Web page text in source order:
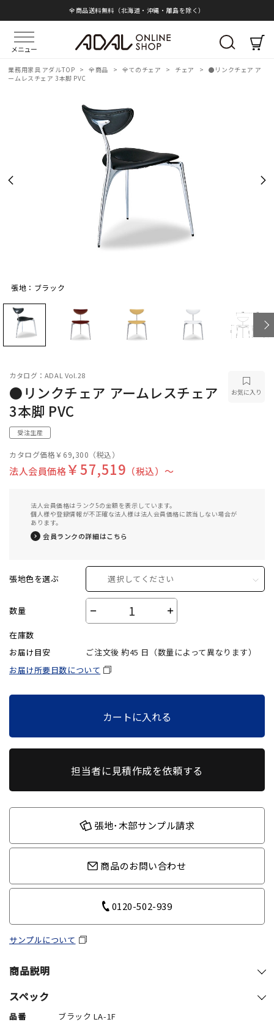
全商品送料無料（北海道・沖縄・離島を除く）
メニュー
業務用家具 アダルTOP > 全商品 > 全てのチェア > チェア > ●リンクチェア ア
ームレスチェア 3本脚 PVC
張地：ブラック
張地：ブラック
カタログ：ADAL Vol.28
●リンクチェア アームレスチェア
3本脚 PVC
お気に入り
受注生産
カタログ価格￥69,300 （税込）
法人会員価格￥57,519 （税込）〜
法人会員価格はランク5の金額を表示しています。
個人様や登録情報が不正確な法人様は法人会員価格に該当しない場合が
あります。
会員ランクの詳細はこちら
張地色を選ぶ 選択してください
数量 － ＋
在庫数
お届け目安
ご注文後 約45 日（数量によって異なります）
お届け所要日数について
カートに入れる
担当者に見積作成を依頼する
張地･木部サンプル請求
商品のお問い合わせ
0120-502-939
サンプルについて
商品説明
スペック
品番
ブラック LA-1F